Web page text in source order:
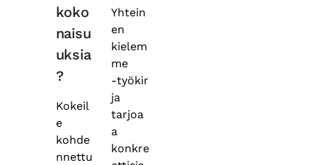
koko
naisu
uksia
?
Kokeil
e
kohde
nnettu
Yhtein
en
kielem
me
‑työkir
ja
tarjoa
a
konkre